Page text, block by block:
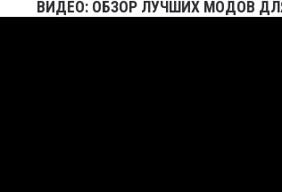
ВИДЕО: ОБЗОР ЛУЧШИХ МОДОВ ДЛЯ